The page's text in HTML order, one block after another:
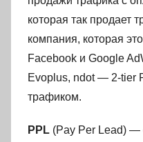
которая так продает
компания, которая
Facebook и Google
Evoplus, ndot — 2-tier
трафиком.
PPL (Pay Per Lead) —